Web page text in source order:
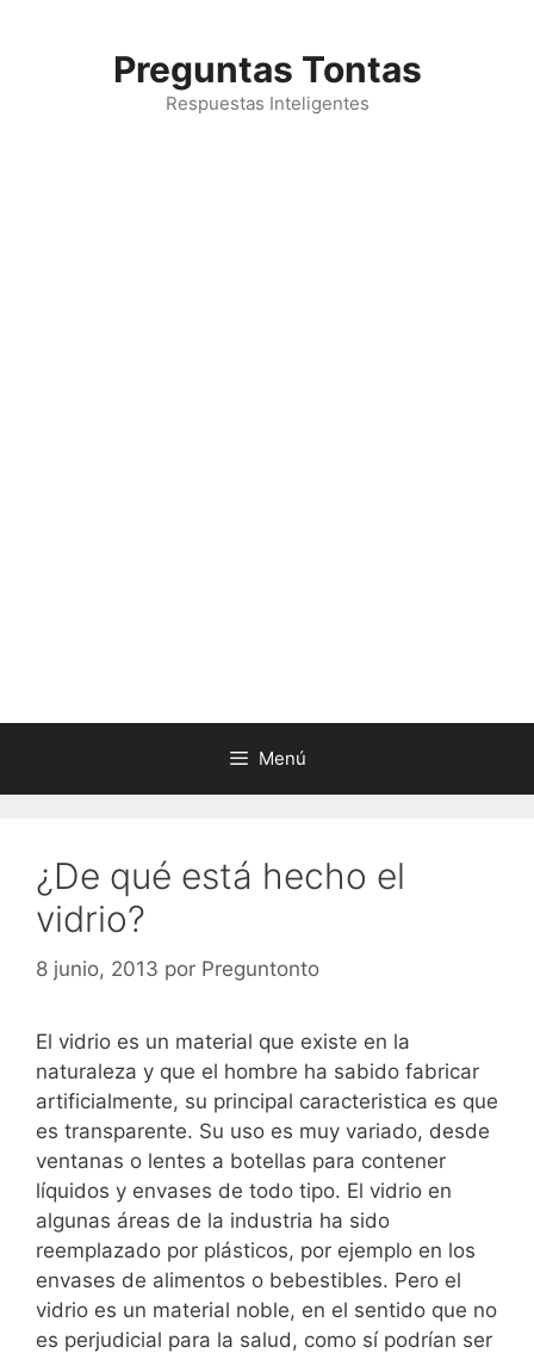
Preguntas Tontas
Respuestas Inteligentes
Menú
¿De qué está hecho el
vidrio?
8 junio, 2013 por Preguntonto
El vidrio es un material que existe en la
naturaleza y que el hombre ha sabido fabricar
artificialmente, su principal caracteristica es que
es transparente. Su uso es muy variado, desde
ventanas o lentes a botellas para contener
líquidos y envases de todo tipo. El vidrio en
algunas áreas de la industria ha sido
reemplazado por plásticos, por ejemplo en los
envases de alimentos o bebestibles. Pero el
vidrio es un material noble, en el sentido que no
es perjudicial para la salud, como sí podrían ser